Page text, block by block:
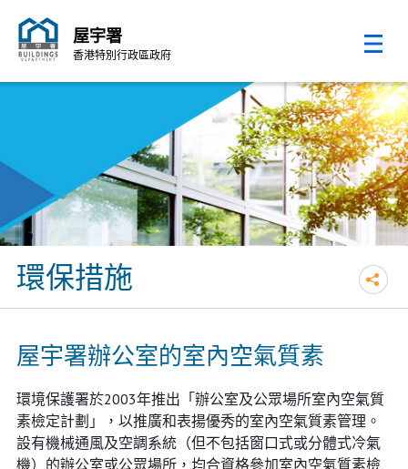
屋宇署
香港特別行政區政府
環保措施
屋宇署辦公室的室內空氣質素
環境保護署於2003年推出「辦公室及公眾場所室內空氣質
素檢定計劃」，以推廣和表揚優秀的室內空氣質素管理。
設有機械通風及空調系統（但不包括窗口式或分體式冷氣
機）的辦公室或公眾場所，均合資格參加室內空氣質素檢